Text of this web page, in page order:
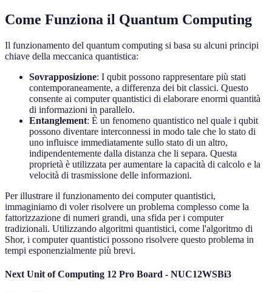
Come Funziona il Quantum Computing
Il funzionamento del quantum computing si basa su alcuni principi
chiave della meccanica quantistica:
Sovrapposizione: I qubit possono rappresentare più stati
contemporaneamente, a differenza dei bit classici. Questo
consente ai computer quantistici di elaborare enormi quantità
di informazioni in parallelo.
Entanglement: È un fenomeno quantistico nel quale i qubit
possono diventare interconnessi in modo tale che lo stato di
uno influisce immediatamente sullo stato di un altro,
indipendentemente dalla distanza che li separa. Questa
proprietà è utilizzata per aumentare la capacità di calcolo e la
velocità di trasmissione delle informazioni.
Per illustrare il funzionamento dei computer quantistici,
immaginiamo di voler risolvere un problema complesso come la
fattorizzazione di numeri grandi, una sfida per i computer
tradizionali. Utilizzando algoritmi quantistici, come l'algoritmo di
Shor, i computer quantistici possono risolvere questo problema in
tempi esponenzialmente più brevi.
Next Unit of Computing 12 Pro Board - NUC12WSBi3